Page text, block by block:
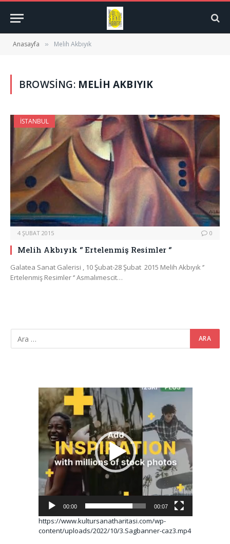
Anasayfa » Melih Akbıyık
BROWSING: MELIH AKBIYIK
İSTANBUL
4 ŞUBAT 2015 0
Melih Akbıyık ‘’ Ertelenmiş Resimler ‘’
Galatea Sanat Galerisi , 10 Şubat-28 Şubat 2015 Melih Akbıyık ‘’
Ertelenmiş Resimler ‘’ Asmalımescit…
Video
oynatıcı
00:00 00:07
https://www.kultursanatharitasi.com/wp-
content/uploads/2022/10/3.Sagbanner-caz3.mp4